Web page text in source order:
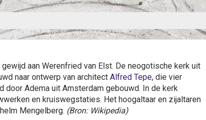
aan Werenfried van Elst. De neogotische kerk uit
naar ontwerp van architect Alfred Tepe, die vier
door Adema uit Amsterdam gebouwd. In de kerk
en kruiswegstaties. Het hoogaltaar en zijaltaren
Mengelberg. (Bron: Wikipedia)